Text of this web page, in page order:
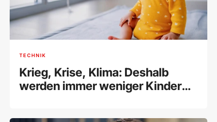
TECHNIK
Krieg, Krise, Klima: Deshalb
werden immer weniger Kinder